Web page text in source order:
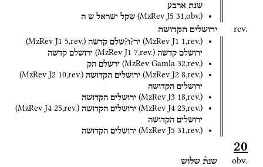
שנת ארבע
(MzRev J5 31,obv.) שקל ישראל ש ה
rev. ירושלים הקדושה
(MzRev J1 1,rev.) יר?ו?שלם קדשה (MzRev J1 5,rev.)
ירושלם קדשה (MzRev J1 7,rev.) ירושלם קדשה
(MzRev Gamla 32,rev.) ירשלם הק
(MzRev J2 8,rev.) ירושלים הקדושה (MzRev J2 10,rev.)
ירושלים הקדושה
(MzRev J3 18,rev.) ירושלים הקדושה
(MzRev J4 23,rev.) ירושלים הקדושה (MzRev J4 25,rev.)
ירושלים הקדושה
(MzRev J5 31,rev.) ירושלים הקדושה
20
obv. שנת֯ שלוש